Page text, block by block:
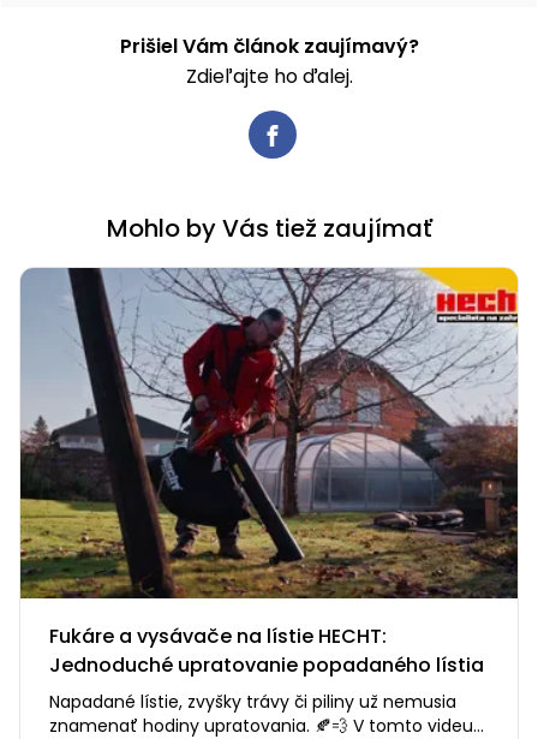
Prišiel Vám článok zaujímavý?
Zdieľajte ho ďalej.
Mohlo by Vás tiež zaujímať
Fukáre a vysávače na lístie HECHT:
Jednoduché upratovanie popadaného lístia
Napadané lístie, zvyšky trávy či piliny už nemusia
znamenať hodiny upratovania. 🍂💨 V tomto videu